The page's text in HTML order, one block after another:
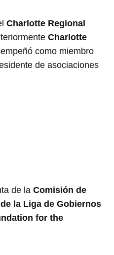
Charlotte Regional
Charlotte
como miembro
de asociaciones
de laComisión de
la Liga de Gobiernos
for the